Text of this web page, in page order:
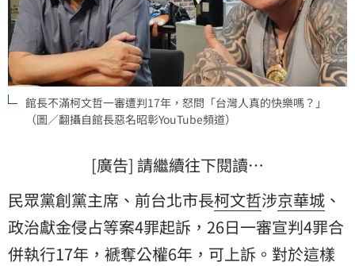
館長不滿柯文哲一審遭判17年，怒問「台灣人真的快樂嗎？」
（圖／翻攝自館長惡名昭彰YouTube頻道）
[廣告] 請繼續往下閱讀…
民眾黨創黨主席、前台北市長柯文哲涉京華城 、
政治獻金侵占等案4罪起訴，26日一審宣判4罪合
併執行17年，褫奪公權6年，可上訴。對於這樣